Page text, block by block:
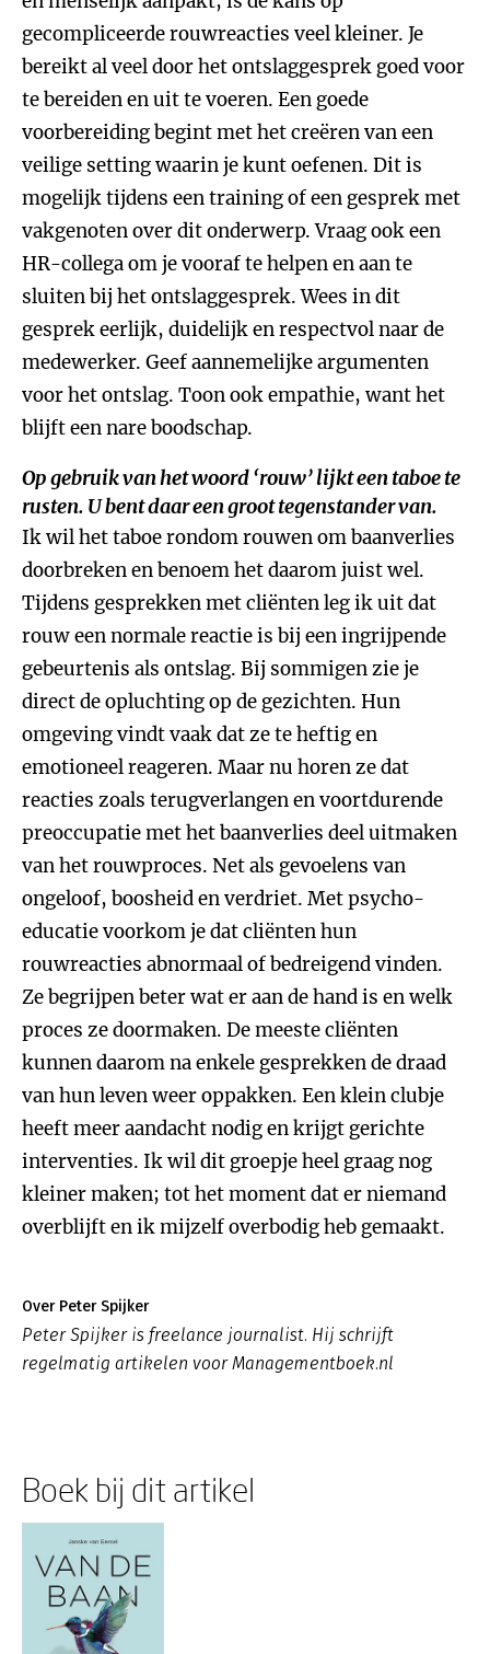
gecompliceerde rouwreacties veel kleiner. Je
bereikt al veel door het ontslaggesprek goed voor
te bereiden en uit te voeren. Een goede
voorbereiding begint met het creëren van een
veilige setting waarin je kunt oefenen. Dit is
mogelijk tijdens een training of een gesprek met
vakgenoten over dit onderwerp. Vraag ook een
HR-collega om je vooraf te helpen en aan te
sluiten bij het ontslaggesprek. Wees in dit
gesprek eerlijk, duidelijk en respectvol naar de
medewerker. Geef aannemelijke argumenten
voor het ontslag. Toon ook empathie, want het
blijft een nare boodschap.
Op gebruik van het woord ‘rouw’ lijkt een taboe te
rusten. U bent daar een groot tegenstander van.
Ik wil het taboe rondom rouwen om baanverlies
doorbreken en benoem het daarom juist wel.
Tijdens gesprekken met cliënten leg ik uit dat
rouw een normale reactie is bij een ingrijpende
gebeurtenis als ontslag. Bij sommigen zie je
direct de opluchting op de gezichten. Hun
omgeving vindt vaak dat ze te heftig en
emotioneel reageren. Maar nu horen ze dat
reacties zoals terugverlangen en voortdurende
preoccupatie met het baanverlies deel uitmaken
van het rouwproces. Net als gevoelens van
ongeloof, boosheid en verdriet. Met psycho-
educatie voorkom je dat cliënten hun
rouwreacties abnormaal of bedreigend vinden.
Ze begrijpen beter wat er aan de hand is en welk
proces ze doormaken. De meeste cliënten
kunnen daarom na enkele gesprekken de draad
van hun leven weer oppakken. Een klein clubje
heeft meer aandacht nodig en krijgt gerichte
interventies. Ik wil dit groepje heel graag nog
kleiner maken; tot het moment dat er niemand
overblijft en ik mijzelf overbodig heb gemaakt.
Over Peter Spijker
Peter Spijker is freelance journalist. Hij schrijft
regelmatig artikelen voor Managementboek.nl
Boek bij dit artikel